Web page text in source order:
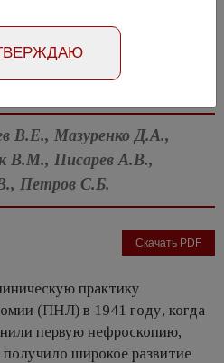
В.Е., Мазуренко Д.А.,
В.М., Писарев А.В.,
Петров С.Б.
Скачать PDF
практику
(ПНЛ) в 1941 году, когда
первую нефроскопию,
широкое развитие